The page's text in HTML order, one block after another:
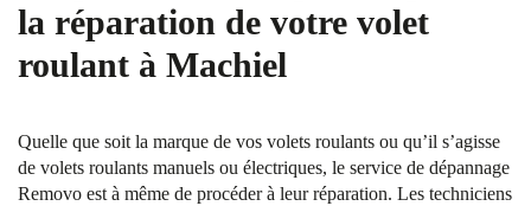
la réparation de votre volet
roulant à Machiel
Quelle que soit la marque de vos volets roulants ou qu’il s’agisse
de volets roulants manuels ou électriques, le service de dépannage
Removo est à même de procéder à leur réparation. Les techniciens